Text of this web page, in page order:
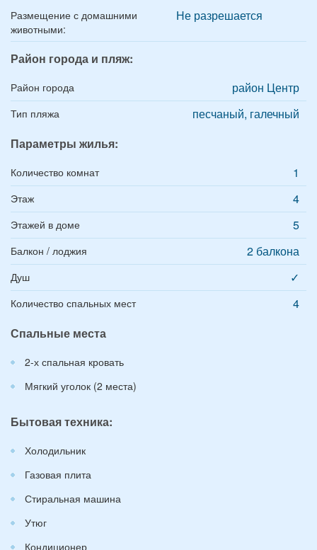
Размещение с домашними
животными:
Не разрешается
Район города и пляж:
Район города район Центр
Тип пляжа
песчаный, галечный
Параметры жилья:
Количество комнат 1
Этаж 4
Этажей в доме 5
Балкон / лоджия 2 балкона
Душ ✓
Количество спальных мест
4
Спальные места
2-х спальная кровать
Мягкий уголок (2 места)
Бытовая техника:
Холодильник
Газовая плита
Стиральная машина
Утюг
Кондиционер